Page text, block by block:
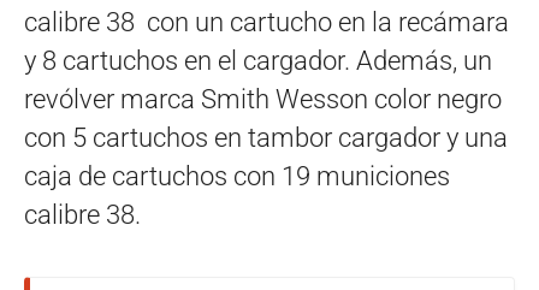
calibre 38 con un cartucho en la recámara
y 8 cartuchos en el cargador. Además, un
revólver marca Smith Wesson color negro
con 5 cartuchos en tambor cargador y una
caja de cartuchos con 19 municiones
calibre 38.